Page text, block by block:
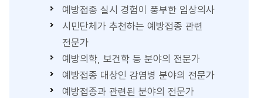
예방접종 실시 경험이 풍부한 임상의사
시민단체가 추천하는 예방접종 관련
전문가
예방의학, 보건학 등 분야의 전문가
예방접종 대상인 감염병 분야의 전문가
예방접종과 관련된 분야의 전문가